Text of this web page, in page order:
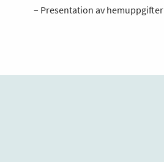
– Presentation av hemuppgifter